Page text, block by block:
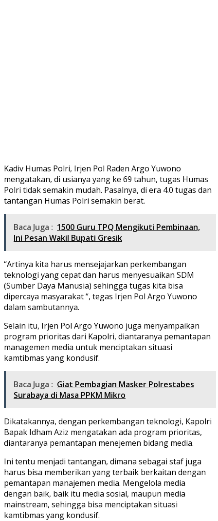
Kadiv Humas Polri, Irjen Pol Raden Argo Yuwono
mengatakan, di usianya yang ke 69 tahun, tugas Humas
Polri tidak semakin mudah. Pasalnya, di era 4.0 tugas dan
tantangan Humas Polri semakin berat.
Baca Juga : 1500 Guru TPQ Mengikuti Pembinaan,
Ini Pesan Wakil Bupati Gresik
“Artinya kita harus mensejajarkan perkembangan
teknologi yang cepat dan harus menyesuaikan SDM
(Sumber Daya Manusia) sehingga tugas kita bisa
dipercaya masyarakat “, tegas Irjen Pol Argo Yuwono
dalam sambutannya.
Selain itu, Irjen Pol Argo Yuwono juga menyampaikan
program prioritas dari Kapolri, diantaranya pemantapan
managemen media untuk menciptakan situasi
kamtibmas yang kondusif.
Baca Juga : Giat Pembagian Masker Polrestabes
Surabaya di Masa PPKM Mikro
Dikatakannya, dengan perkembangan teknologi, Kapolri
Bapak Idham Aziz mengatakan ada program prioritas,
diantaranya pemantapan menejemen bidang media.
Ini tentu menjadi tantangan, dimana sebagai staf juga
harus bisa memberikan yang terbaik berkaitan dengan
pemantapan manajemen media. Mengelola media
dengan baik, baik itu media sosial, maupun media
mainstream, sehingga bisa menciptakan situasi
kamtibmas yang kondusif.